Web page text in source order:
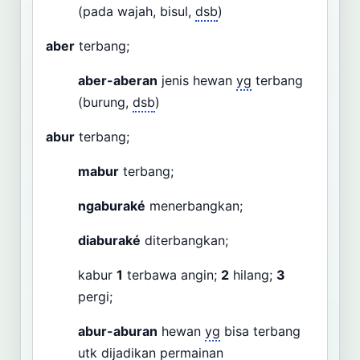
(pada wajah, bisul, dsb)
aber terbang;
aber-aberan jenis hewan yg terbang
(burung, dsb)
abur terbang;
mabur terbang;
ngaburaké menerbangkan;
diaburaké diterbangkan;
kabur 1 terbawa angin; 2 hilang; 3
pergi;
abur-aburan hewan yg bisa terbang
utk dijadikan permainan